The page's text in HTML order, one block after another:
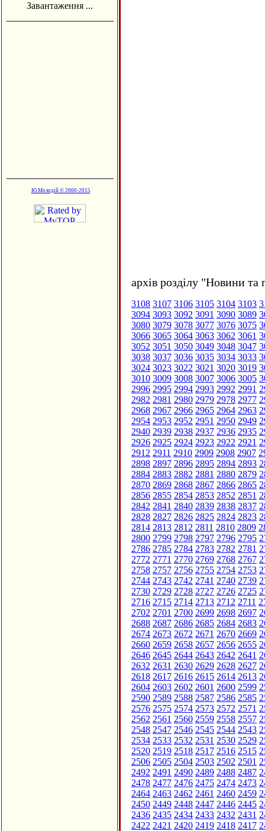
Завантаження ...
Ю.Молодій © 2000-2015
архів розділу "Новини та
3108 3107 3106 3105 3104 3103
3094 3093 3092 3091 3090 3089
3080 3079 3078 3077 3076 3075
3066 3065 3064 3063 3062 3061
3052 3051 3050 3049 3048 3047
3038 3037 3036 3035 3034 3033
3024 3023 3022 3021 3020 3019
3010 3009 3008 3007 3006 3005
2996 2995 2994 2993 2992 2991
2982 2981 2980 2979 2978 2977
2968 2967 2966 2965 2964 2963
2954 2953 2952 2951 2950 2949
2940 2939 2938 2937 2936 2935
2926 2925 2924 2923 2922 2921
2912 2911 2910 2909 2908 2907
2898 2897 2896 2895 2894 2893
2884 2883 2882 2881 2880 2879
2870 2869 2868 2867 2866 2865
2856 2855 2854 2853 2852 2851
2842 2841 2840 2839 2838 2837
2828 2827 2826 2825 2824 2823
2814 2813 2812 2811 2810 2809
2800 2799 2798 2797 2796 2795
2786 2785 2784 2783 2782 2781
2772 2771 2770 2769 2768 2767
2758 2757 2756 2755 2754 2753
2744 2743 2742 2741 2740 2739
2730 2729 2728 2727 2726 2725
2716 2715 2714 2713 2712 2711
2702 2701 2700 2699 2698 2697
2688 2687 2686 2685 2684 2683
2674 2673 2672 2671 2670 2669
2660 2659 2658 2657 2656 2655
2646 2645 2644 2643 2642 2641
2632 2631 2630 2629 2628 2627
2618 2617 2616 2615 2614 2613
2604 2603 2602 2601 2600 2599
2590 2589 2588 2587 2586 2585
2576 2575 2574 2573 2572 2571
2562 2561 2560 2559 2558 2557
2548 2547 2546 2545 2544 2543
2534 2533 2532 2531 2530 2529
2520 2519 2518 2517 2516 2515
2506 2505 2504 2503 2502 2501
2492 2491 2490 2489 2488 2487
2478 2477 2476 2475 2474 2473
2464 2463 2462 2461 2460 2459
2450 2449 2448 2447 2446 2445
2436 2435 2434 2433 2432 2431
2422 2421 2420 2419 2418 2417